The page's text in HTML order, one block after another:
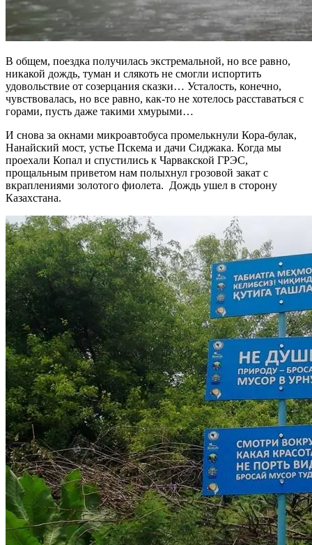
В общем, поездка получилась экстремальной, но все равно,
никакой дождь, туман и слякоть не смогли испортить
удовольствие от созерцания сказки… Усталость, конечно,
чувствовалась, но все равно, как-то не хотелось расставаться с
горами, пусть даже такими хмурыми…
И снова за окнами микроавтобуса промелькнули Кора-булак,
Нанайский мост, устье Пскема и дачи Сиджака. Когда мы
проехали Копал и спустились к Чарвакской ГРЭС,
прощальным приветом нам полыхнул грозовой закат с
вкраплениями золотого фиолета. Дождь ушел в сторону
Казахстана.